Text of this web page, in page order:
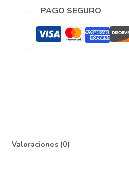
PAGO SEGURO
Valoraciones (0)